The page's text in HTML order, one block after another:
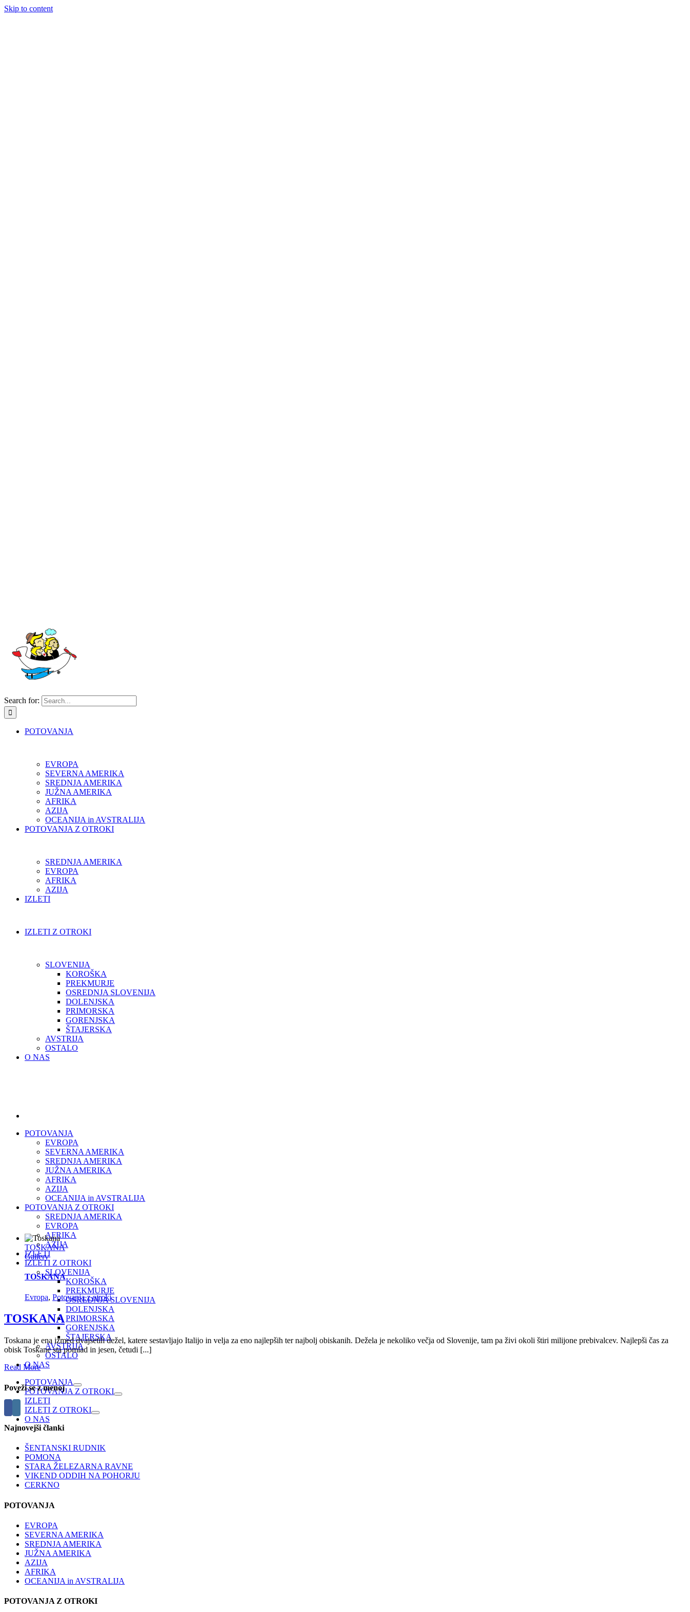
Skip to content
Search for:
POTOVANJA
EVROPA
SEVERNA AMERIKA
SREDNJA AMERIKA
JUŽNA AMERIKA
AFRIKA
AZIJA
OCEANIJA in AVSTRALIJA
POTOVANJA Z OTROKI
SREDNJA AMERIKA
EVROPA
AFRIKA
AZIJA
IZLETI
IZLETI Z OTROKI
SLOVENIJA
KOROŠKA
PREKMURJE
OSREDNJA SLOVENIJA
DOLENJSKA
PRIMORSKA
GORENJSKA
ŠTAJERSKA
AVSTRIJA
OSTALO
O NAS
POTOVANJA
EVROPA
SEVERNA AMERIKA
SREDNJA AMERIKA
JUŽNA AMERIKA
AFRIKA
AZIJA
OCEANIJA in AVSTRALIJA
POTOVANJA Z OTROKI
SREDNJA AMERIKA
EVROPA
AFRIKA
AZIJA
IZLETI
IZLETI Z OTROKI
SLOVENIJA
KOROŠKA
PREKMURJE
OSREDNJA SLOVENIJA
DOLENJSKA
PRIMORSKA
GORENJSKA
ŠTAJERSKA
AVSTRIJA
OSTALO
O NAS
POTOVANJA
POTOVANJA Z OTROKI
IZLETI
IZLETI Z OTROKI
O NAS
TOSKANA
Gallery
TOSKANA
Evropa, Potovanja z otroki
TOSKANA
Toskana je ena izmed dvajsetih dežel, katere sestavljajo Italijo in velja za eno najlepših ter najbolj obiskanih. Dežela je nekoliko večja od Slovenije, tam pa živi okoli štiri milijone prebivalcev. Najlepši čas za
obisk Toskane sta pomlad in jesen, četudi [...]
Read More
Poveži se z menoj
Najnovejši članki
ŠENTANSKI RUDNIK
POMONA
STARA ŽELEZARNA RAVNE
VIKEND ODDIH NA POHORJU
CERKNO
POTOVANJA
EVROPA
SEVERNA AMERIKA
SREDNJA AMERIKA
JUŽNA AMERIKA
AZIJA
AFRIKA
OCEANIJA in AVSTRALIJA
POTOVANJA Z OTROKI